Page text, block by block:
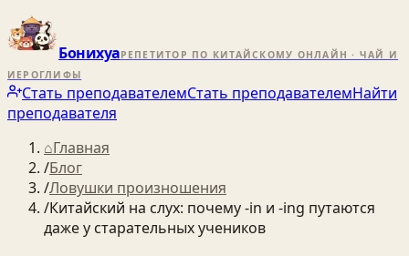
БонихуаРЕПЕТИТОР ПО КИТАЙСКОМУ ОНЛАЙН · ЧАЙ И
ИЕРОГЛИФЫ
Стать преподавателемСтать преподавателемНайти
преподавателя
⌂Главная
/Блог
/Ловушки произношения
/Китайский на слух: почему -in и -ing путаются
даже у старательных учеников